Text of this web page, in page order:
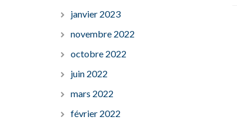
janvier 2023
novembre 2022
octobre 2022
juin 2022
mars 2022
février 2022